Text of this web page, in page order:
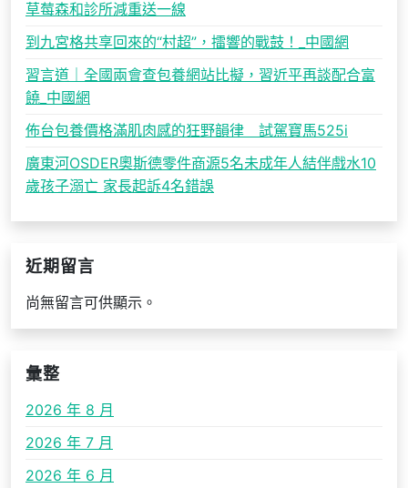
草莓森和診所減重送一線
到九宮格共享回來的“村超”，擂響的戰鼓！_中國網
習言道｜全國兩會查包養網站比擬，習近平再談配合富
饒_中國網
佈台包養價格滿肌肉感的狂野韻律 試駕寶馬525i
廣東河OSDER奧斯德零件商源5名未成年人結伴戲水10
歲孩子溺亡 家長起訴4名錯誤
近期留言
尚無留言可供顯示。
彙整
2026 年 8 月
2026 年 7 月
2026 年 6 月